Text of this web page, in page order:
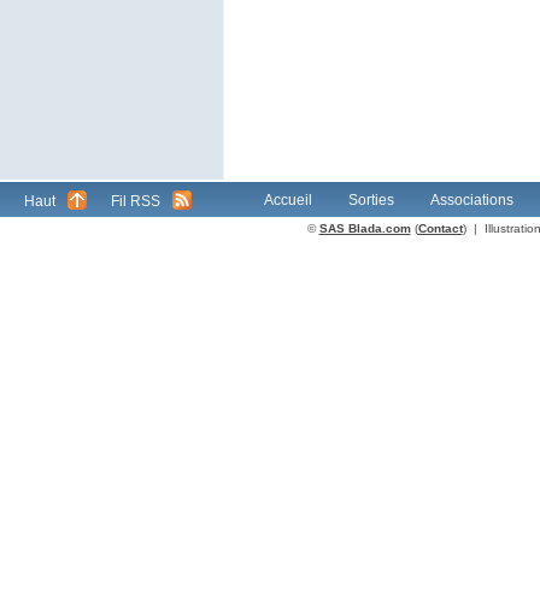
Haut Fil RSS Accueil Sorties Associations
©SAS Blada.com(Contact) |